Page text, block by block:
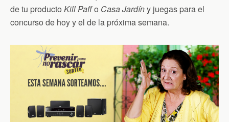
de tu producto Kill Paffo Casa Jardíny juegas para el
concurso de hoy y el de la próxima semana.